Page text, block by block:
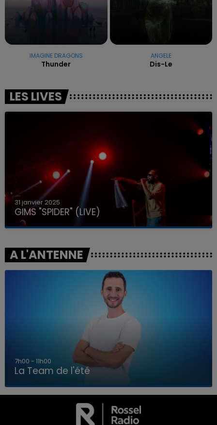
LA TEAM DE L'ÉTÉ
IMAGINE DRAGONS
Thunder
ANGELE
Dis-Le
LES LIVES
31 janvier 2025
GIMS "SPIDER" (LIVE)
A L'ANTENNE
7h00 - 11h00
La Team de l'été